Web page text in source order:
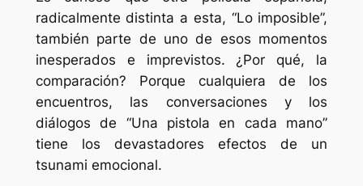
radicalmente distinta a esta, “Lo imposible”,
también parte de uno de esos momentos
inesperados e imprevistos. ¿Por qué, la
comparación? Porque cualquiera de los
encuentros, las conversaciones y los
diálogos de “Una pistola en cada mano”
tiene los devastadores efectos de un
tsunami emocional.